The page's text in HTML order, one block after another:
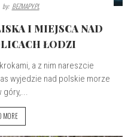
By: BEZMAPY.PL
I MIEJSCA NAD
ŁODZI
a z nim nareszcie
wyjedzie nad polskie morze
góry,...
MORE